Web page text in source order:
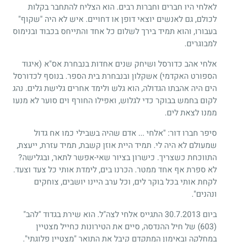
לאלחי היו חברים וחברות רבים. הוא הצליח להתחבר בקלות
לכולם, גם לאנשים יוצאי דופן או דחויים. איש לא היה "שקוף"
בעבורו, והוא תמיד בירך לשלום כל אחד והתייחס בכבוד ובנימוס
למבוגרים.
אלחי אהב כדורסל ושיחק שנים אחדות בנבחרת אס"א (איגוד
הספורט האקדמי) אשקלון ובנבחרת בית הספר. בנוסף לכדורסל
הים היה אהבתו הגדולה, הוא גלש ולימד אחרים גלישת גלים. נהג
לקום בחמש בבוקר כדי לגלוש, ואפילו החורף וים סוער לא מנעו
ממנו לצאת לים.
סיפר חברו דור: "אלחי ... אדם שהיה בשבילי כמו אח גדול
שמעולם לא היה לי. תמיד היית אוזן קשבת, תמיד עזרת, ייעצת,
התווכחת כשצריך. כישרון בציור שאי-אפשר לתאר, ובגלישה?
לא ספרת אף אחד ממטר. הכרנו בים, לימדת אותי כל צעד וצעד.
לקחת אותי בכל בוקר לים, וכל ערב היינו יושבים, צוחקים
ונהנים".
ביום 30.7.2013 התגייס אלחי לצה"ל. הוא שירת בגדוד "להב"
(603) של חיל ההנדסה, סיים את הטירונות כחייל מצטיין
במחלקה ובאימון המתקדם קיבל את התואר "מצטיין פלוגתי".